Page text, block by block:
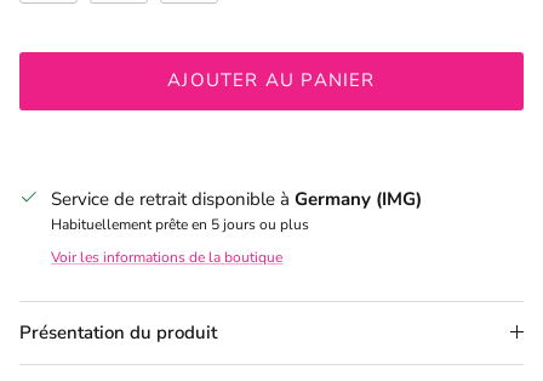
AJOUTER AU PANIER
Service de retrait disponible à Germany (IMG)
Habituellement prête en 5 jours ou plus
Voir les informations de la boutique
Présentation du produit